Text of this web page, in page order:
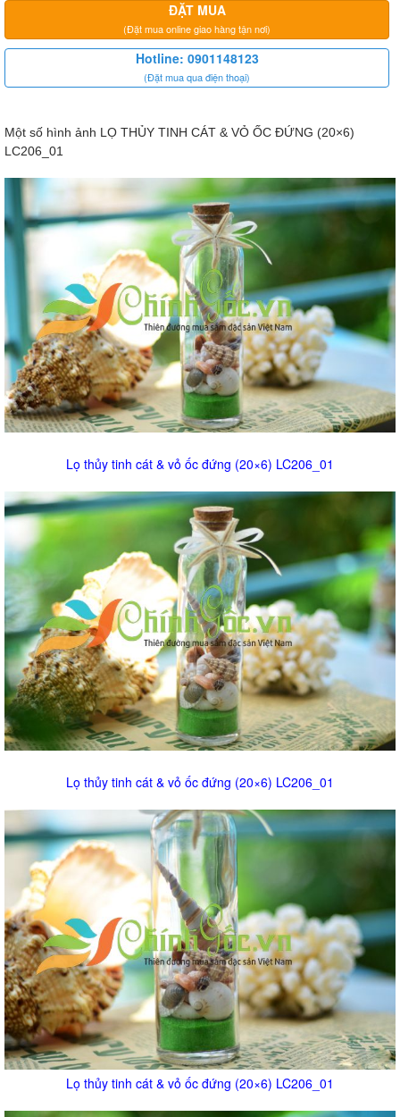
ĐẶT MUA
(Đặt mua online giao hàng tận nơi)
Hotline: 0901148123
(Đặt mua qua điện thoại)
Một số hình ảnh LỌ THỦY TINH CÁT & VỎ ỐC ĐỨNG (20×6)
LC206_01
Lọ thủy tinh cát & vỏ ốc đứng (20×6) LC206_01
Lọ thủy tinh cát & vỏ ốc đứng (20×6) LC206_01
Lọ thủy tinh cát & vỏ ốc đứng (20×6) LC206_01